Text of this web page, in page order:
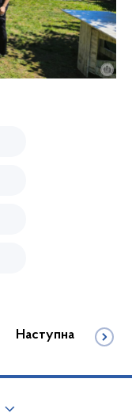
Наступна